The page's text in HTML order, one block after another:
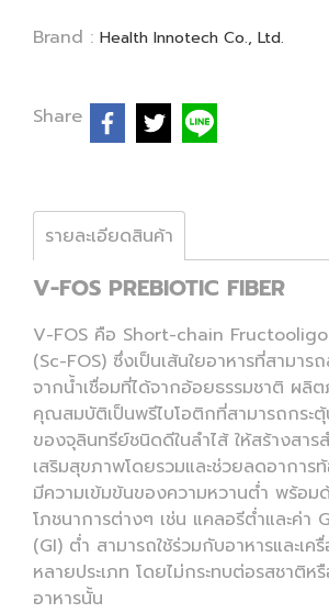
Brand : Health Innotech Co., Ltd.
Share
รายละเอียดสินค้า
V-FOS PREBIOTIC FIBER
V-FOS คือ Short-chain
(Sc-FOS) ซึ่งเป็นเส้นใยอาหารที่สามาร
จากน้ำเชื่อมที่ได้จากอ้อยธรรมชาติ ผ
คุณสมบัติเป็นพรีไบโอติกที่สามารถกระ
ของจุลินทรีย์ชนิดดีในลำไส้ ให้สร้างสา
เสริมสุขภาพโดยรวมและช่วยลดอาการ
มีความเข้มข้นของความหวานต่ำ พร้อม
โภชนาการต่างๆ เช่น แคลอรีต่ำและค่า
(GI) ต่ำ สามารถใช้ร่วมกับอาหารและเค
หลายประเภท โดยไม่กระทบต่อรสชาติห
อาหารนั้น